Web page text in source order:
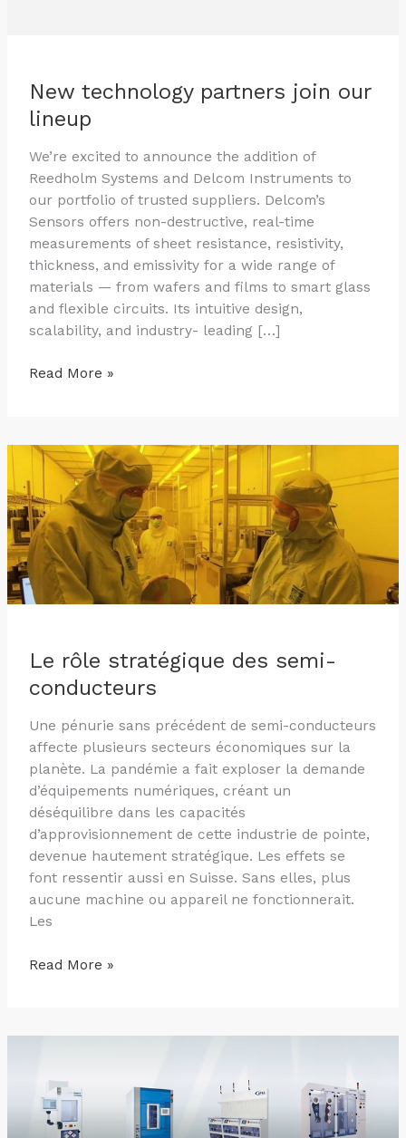
New technology partners join our
lineup
We’re excited to announce the addition of
Reedholm Systems and Delcom Instruments to
our portfolio of trusted suppliers. Delcom’s
Sensors offers non-destructive, real-time
measurements of sheet resistance, resistivity,
thickness, and emissivity for a wide range of
materials — from wafers and films to smart glass
and flexible circuits. Its intuitive design,
scalability, and industry- leading […]
Read More »
Le rôle stratégique des semi-
conducteurs
Une pénurie sans précédent de semi-conducteurs
affecte plusieurs secteurs économiques sur la
planète. La pandémie a fait exploser la demande
d’équipements numériques, créant un
déséquilibre dans les capacités
d’approvisionnement de cette industrie de pointe,
devenue hautement stratégique. Les effets se
font ressentir aussi en Suisse. Sans elles, plus
aucune machine ou appareil ne fonctionnerait.
Les
Le
rôle
stratégique
des
semi-
conducteurs
Read More »
video
presentation